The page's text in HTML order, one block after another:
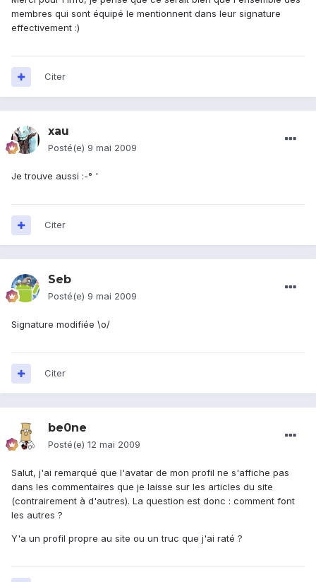
membres qui sont équipé le mentionnent dans leur signature
effectivement :)
Citer
xau
Posté(e) 9 mai 2009
Je trouve aussi :-° '
Citer
Seb
Posté(e) 9 mai 2009
Signature modifiée \o/
Citer
be0ne
Posté(e) 12 mai 2009
Salut, j'ai remarqué que l'avatar de mon profil ne s'affiche pas
dans les commentaires que je laisse sur les articles du site
(contrairement à d'autres). La question est donc : comment font
les autres ?
Y'a un profil propre au site ou un truc que j'ai raté ?